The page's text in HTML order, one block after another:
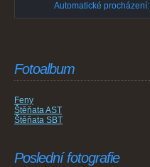
Automatické procházení:
Fotoalbum
Feny
Štěňata AST
Štěňata SBT
Poslední fotografie